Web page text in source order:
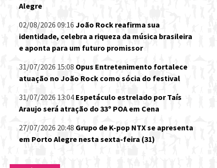
Alegre
02/08/2026 09:16 João Rock reafirma sua
identidade, celebra a riqueza da música brasileira
e aponta para um futuro promissor
31/07/2026 15:08 Opus Entretenimento fortalece
atuação no João Rock como sócia do festival
31/07/2026 13:04 Espetáculo estrelado por Taís
Araujo será atração do 33º POA em Cena
27/07/2026 20:48 Grupo de K-pop NTX se apresenta
em Porto Alegre nesta sexta-feira (31)